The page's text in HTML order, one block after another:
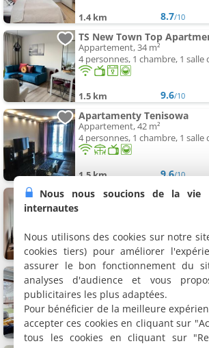
1.4 km 8.7/10
TS New Town Top
Appartement, 34 m²
4 personnes, 1 chambre, 1 salle
1.5 km 9.6/10
Apartamenty Tenisowa
Appartement, 42 m²
4 personnes, 1 chambre, 1 salle
1.5 km 9.6/10
1.5 km 9.3/10
Apartamenty Silver 3
Appartement, 40 m²
4 personnes, 1 chambre, 1 salle
1.5 km 9.4
Nous nous soucions de la vie
internautes
Nous utilisons des cookies sur notre
cookies tiers) pour améliorer
assurer le bon fonctionnement du
analyses d'audience et vous
publicitaires les plus adaptées.
Pour bénéficier de la meilleure
accepter ces cookies en cliquant sur
tous les cookies en cliquant sur